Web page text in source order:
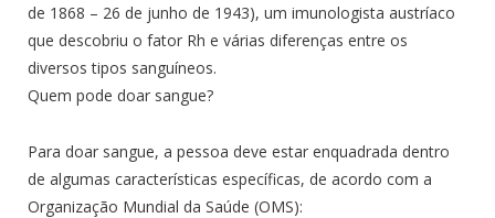
de 1868 – 26 de junho de 1943), um imunologista austríaco
que descobriu o fator Rh e várias diferenças entre os
diversos tipos sanguíneos.
Quem pode doar sangue?
Para doar sangue, a pessoa deve estar enquadrada dentro
de algumas características específicas, de acordo com a
Organização Mundial da Saúde (OMS):